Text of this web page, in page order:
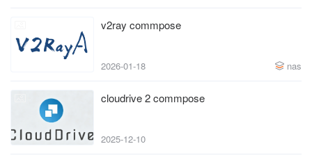
v2ray commpose
2026-01-18 nas
cloudrive 2 commpose
2025-12-10